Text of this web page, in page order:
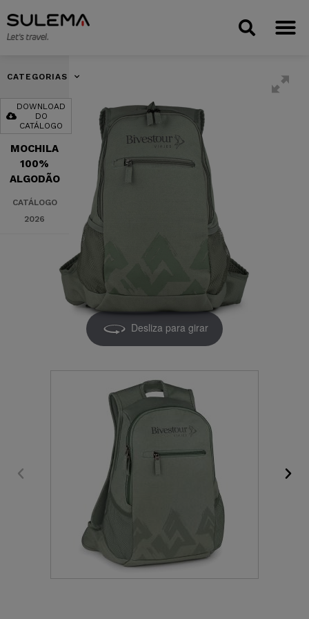
CATEGORIAS
DOWNLOAD
DO
CATÁLOGO
MOCHILA
100%
ALGODÃO
CATÁLOGO
2026
Desliza para girar